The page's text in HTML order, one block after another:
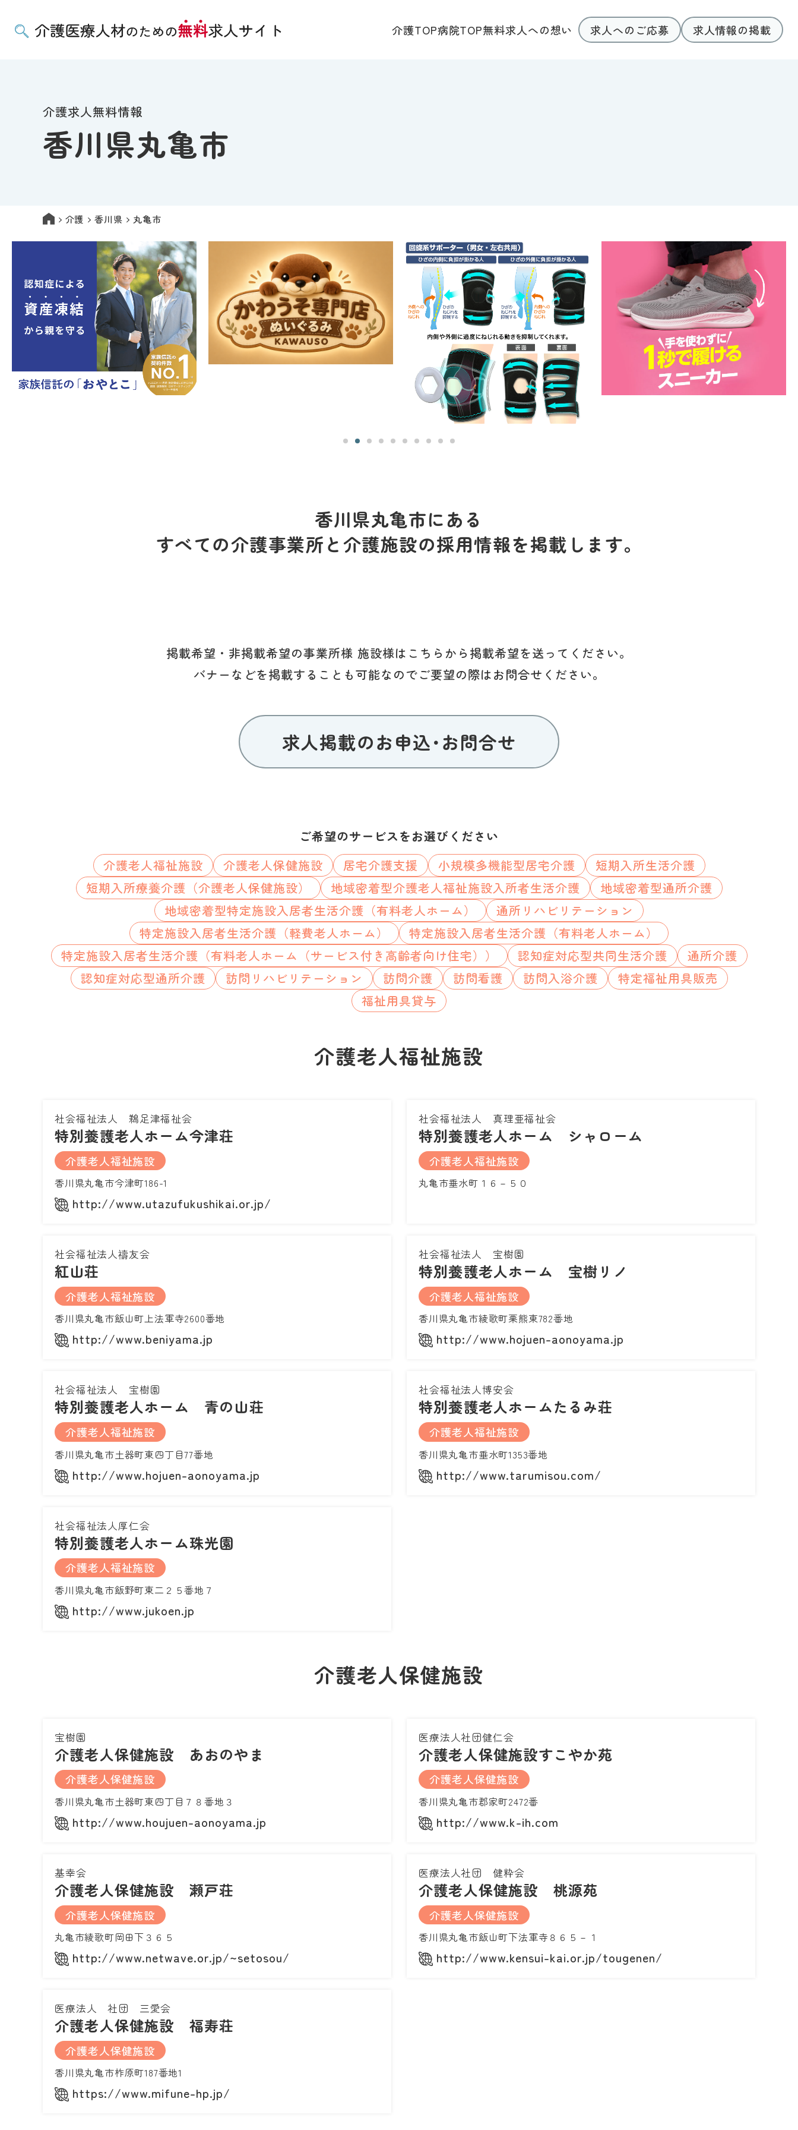
介護TOP病院TOP無料求人への想い 求人へのご応募 求人情報の掲載
介護求人無料情報
香川県丸亀市
介護 香川県 丸亀市
香川県丸亀市にある
すべての介護事業所と介護施設の採用情報を掲載します。
掲載希望・非掲載希望の事業所様 施設様はこちらから掲載希望を送ってください。
バナーなどを掲載することも可能なのでご要望の際はお問合せください。
求人掲載のお申込･お問合せ
ご希望のサービスをお選びください
介護老人福祉施設
介護老人保健施設 居宅介護支援 小規模多機能型居宅介護
短期入所生活介護
短期入所療養介護（介護老人保健施設）
地域密着型介護老人福祉施設入所者生活介護
地域密着型通所介護
地域密着型特定施設入居者生活介護（有料老人ホーム）
通所リハビリテーション
特定施設入居者生活介護（軽費老人ホーム）
特定施設入居者生活介護（有料老人ホーム）
特定施設入居者生活介護（有料老人ホーム（サービス付き高齢者向け住宅））
認知症対応型共同生活介護
通所介護
認知症対応型通所介護
訪問リハビリテーション 訪問介護 訪問看護 訪問入浴介護
特定福祉用具販売
福祉用具貸与
介護老人福祉施設
社会福祉法人 鵜足津福祉会
特別養護老人ホーム今津荘
介護老人福祉施設
香川県丸亀市今津町186-1
http://www.utazufukushikai.or.jp/
社会福祉法人 真理亜福祉会
特別養護老人ホーム シャローム
介護老人福祉施設
丸亀市垂水町１６－５０
社会福祉法人禱友会
紅山荘
介護老人福祉施設
香川県丸亀市飯山町上法軍寺2600番地
http://www.beniyama.jp
社会福祉法人 宝樹園
特別養護老人ホーム 宝樹リノ
介護老人福祉施設
香川県丸亀市綾歌町栗熊東782番地
http://www.hojuen-aonoyama.jp
社会福祉法人 宝樹園
特別養護老人ホーム 青の山荘
介護老人福祉施設
香川県丸亀市土器町東四丁目77番地
http://www.hojuen-aonoyama.jp
社会福祉法人博安会
特別養護老人ホームたるみ荘
介護老人福祉施設
香川県丸亀市垂水町1353番地
http://www.tarumisou.com/
社会福祉法人厚仁会
特別養護老人ホーム珠光園
介護老人福祉施設
香川県丸亀市飯野町東二２５番地７
http://www.jukoen.jp
介護老人保健施設
宝樹園
介護老人保健施設 あおのやま
介護老人保健施設
香川県丸亀市土器町東四丁目７８番地３
http://www.houjuen-aonoyama.jp
医療法人社団健仁会
介護老人保健施設すこやか苑
介護老人保健施設
香川県丸亀市郡家町2472番
http://www.k-ih.com
基幸会
介護老人保健施設 瀬戸荘
介護老人保健施設
丸亀市綾歌町岡田下３６５
http://www.netwave.or.jp/~setosou/
医療法人社団 健粋会
介護老人保健施設 桃源苑
介護老人保健施設
香川県丸亀市飯山町下法軍寺８６５－１
http://www.kensui-kai.or.jp/tougenen/
医療法人 社団 三愛会
介護老人保健施設 福寿荘
介護老人保健施設
香川県丸亀市柞原町187番地1
https://www.mifune-hp.jp/